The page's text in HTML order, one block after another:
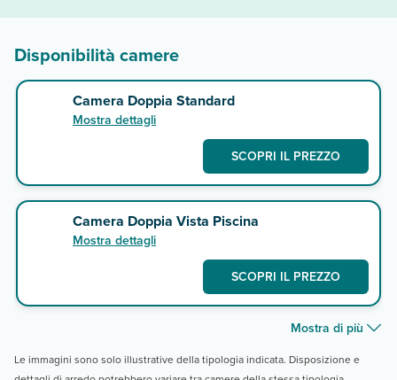
Disponibilità camere
Camera Doppia Standard
Mostra dettagli
SCOPRI IL PREZZO
Camera Doppia Vista Piscina
Mostra dettagli
SCOPRI IL PREZZO
Mostra di più
Le immagini sono solo illustrative della tipologia indicata. Disposizione e